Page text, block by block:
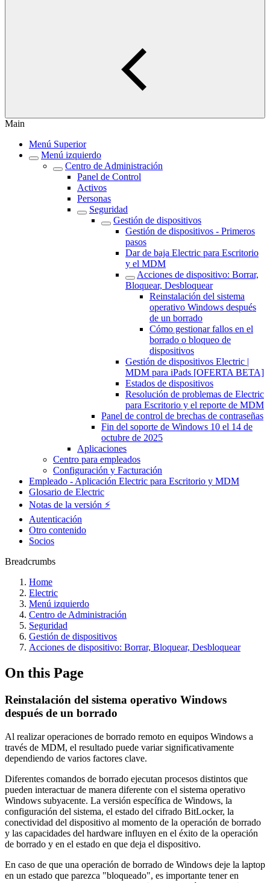
Main
Menú Superior
Menú izquierdo
Centro de Administración
Panel de Control
Activos
Personas
Seguridad
Gestión de dispositivos
Gestión de dispositivos - Primeros
pasos
Dar de baja Electric para Escritorio
y el MDM
Acciones de dispositivo: Borrar,
Bloquear, Desbloquear
Reinstalación del sistema
operativo Windows después
de un borrado
Cómo gestionar fallos en el
borrado o bloqueo de
dispositivos
Gestión de dispositivos Electric |
MDM para iPads [OFERTA BETA]
Estados de dispositivos
Resolución de problemas de Electric
para Escritorio y el reporte de MDM
Panel de control de brechas de contraseñas
Fin del soporte de Windows 10 el 14 de
octubre de 2025
Aplicaciones
Centro para empleados
Configuración y Facturación
Empleado - Aplicación Electric para Escritorio y MDM
Glosario de Electric
Notas de la versión ⚡️
Autenticación
Otro contenido
Socios
Breadcrumbs
Home
Electric
Menú izquierdo
Centro de Administración
Seguridad
Gestión de dispositivos
Acciones de dispositivo: Borrar, Bloquear, Desbloquear
On this Page
Reinstalación del sistema operativo Windows
después de un borrado
Al realizar operaciones de borrado remoto en equipos Windows a
través de MDM, el resultado puede variar significativamente
dependiendo de varios factores clave.
Diferentes comandos de borrado ejecutan procesos distintos que
pueden interactuar de manera diferente con el sistema operativo
Windows subyacente. La versión específica de Windows, la
configuración del sistema, el estado del cifrado BitLocker, la
conectividad del dispositivo al momento de la operación de borrado
y las capacidades del hardware influyen en el éxito de la operación
de borrado y en el estado en que deja el dispositivo.
En caso de que una operación de borrado de Windows deje la laptop
en un estado que parezca "bloqueado", es importante tener en